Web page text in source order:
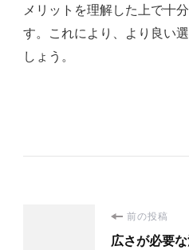
メリットを理解した上で十
す。これにより、より良い
しょう。
前の投稿
広さが必要